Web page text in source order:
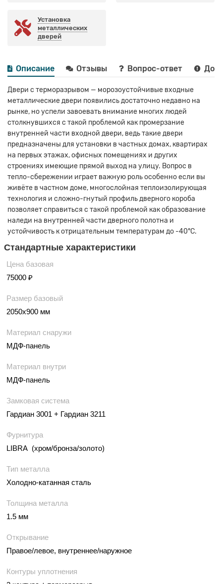
Установка
металлических
дверей
Описание Отзывы Вопрос-ответ
Двери с терморазрывом — морозоустойчивые входные
металлические двери появились достаточно недавно на
рынке, но успели завоевать внимание многих людей
столкнувшихся с такой проблемой как промерзание
внутренней части входной двери, ведь такие двери
предназначены для установки в частных домах, квартирах
на первых этажах, офисных помещениях и других
строениях имеющие прямой выход на улицу. Вопрос в
тепло-сбережении играет важную роль особенно если вы
живёте в частном доме, многослойная теплоизолирующая
технология и сложно-гнутый профиль дверного короба
позволяет справиться с такой проблемой как образование
наледи на внутренней части дверного полотна и
устойчивость к отрицательным температурам до -40°C.
Стандартные характеристики
Цена базовая
75000 ₽
Размер базовый
2050х900 мм
Материал снаружи
МДФ-панель
Материал внутри
МДФ-панель
Замковая система
Гардиан 3001 + Гардиан 3211
Фурнитура
LIBRA (хром/бронза/золото)
Тип металла
Холодно-катанная сталь
Толщина металла
1.5 мм
Открывание
Правое/левое, внутреннее/наружное
Контуры уплотнения